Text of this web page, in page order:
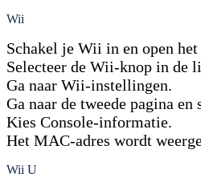
Wii
Schakel je Wii in en open
Selecteer de Wii-knop in de
Ga naar Wii-instellingen.
Ga naar de tweede pagina en
Kies Console-informatie.
Het MAC-adres wordt
Wii U